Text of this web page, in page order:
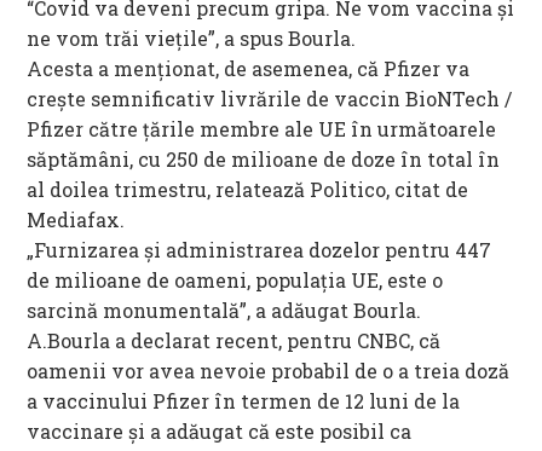
“Covid va deveni precum gripa. Ne vom vaccina şi
ne vom trăi vieţile”, a spus Bourla.
Acesta a menţionat, de asemenea, că Pfizer va
creşte semnificativ livrările de vaccin BioNTech /
Pfizer către ţările membre ale UE în următoarele
săptămâni, cu 250 de milioane de doze în total în
al doilea trimestru, relatează Politico, citat de
Mediafax.
„Furnizarea şi administrarea dozelor pentru 447
de milioane de oameni, populaţia UE, este o
sarcină monumentală”, a adăugat Bourla.
A.Bourla a declarat recent, pentru CNBC, că
oamenii vor avea nevoie probabil de o a treia doză
a vaccinului Pfizer în termen de 12 luni de la
vaccinare şi a adăugat că este posibil ca